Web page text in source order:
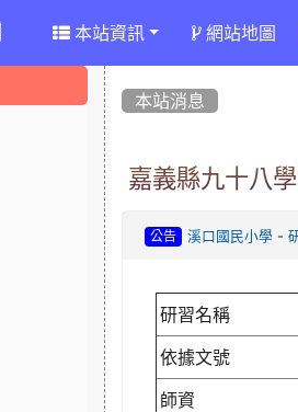
本站資訊 網站地圖
本站消息
嘉義縣九十八
公告 溪口國民小學 -
研習名稱
依據文號
師資